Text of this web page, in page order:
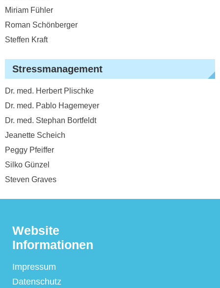
Miriam Fühler
Roman Schönberger
Steffen Kraft
Stressmanagement
Dr. med. Herbert Plischke
Dr. med. Pablo Hagemeyer
Dr. med. Stephan Bortfeldt
Jeanette Scheich
Peggy Pfeiffer
Silko Günzel
Steven Graves
Website
Informationen
Impressum
Datenschutz